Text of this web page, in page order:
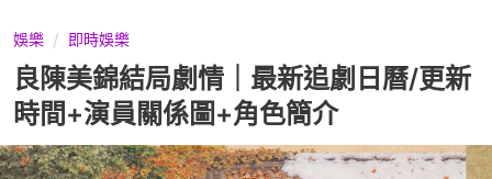
娛樂 即時娛樂
良陳美錦結局劇情｜最新追劇日曆/更新
時間+演員關係圖+角色簡介